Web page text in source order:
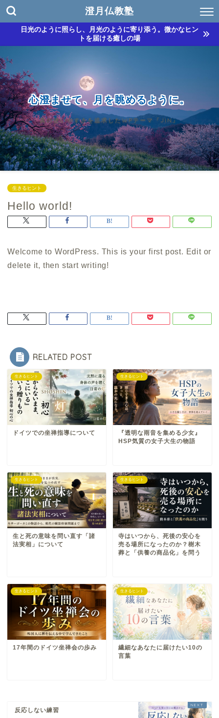
澄月仏教塾
日光のように照らし、月光のように寄り添う。微かなヒン
トを届ける癒しの場
心澄ませて、月を眺めるように。
真の使いやすさを追求したWPテーマ『JIN』
生きるヒント
Hello world!
Welcome to WordPress. This is your first post. Edit or
delete it, then start writing!
RELATED POST
生きるヒント
ドイツでの坐禅指導について
生きるヒント
『透明な雨音を集める少女』
HSP気質の女子大生の物語
生きるヒント
生と死の意味を問い直す「諸
法実相」について
生きるヒント
寺はいつから、死後の安心を
売る場所になったのか？樹木
葬と「供養の商品化」を問う
生きるヒント
17年間のドイツ坐禅会の歩み
生きるヒント
繊細なあなたに届けたい10の
言葉
反応しない練習